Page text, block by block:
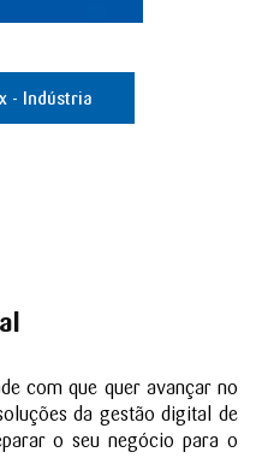
- Indústria
com que quer avançar no
da gestão digital de
o seu negócio para o